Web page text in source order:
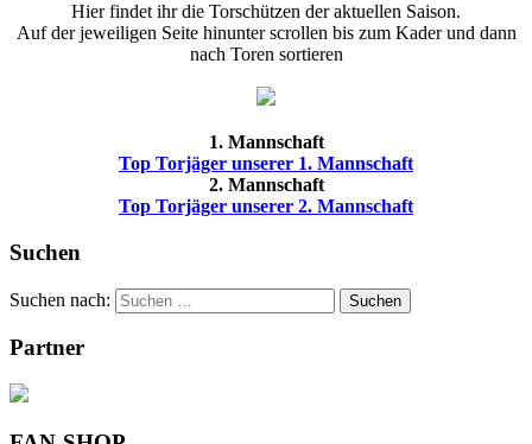
Hier findet ihr die Torschützen der aktuellen Saison.
Auf der jeweiligen Seite hinunter scrollen bis zum Kader und dann
nach Toren sortieren
1. Mannschaft
Top Torjäger unserer 1. Mannschaft
2. Mannschaft
Top Torjäger unserer 2. Mannschaft
Suchen
Suchen nach: Suchen
Partner